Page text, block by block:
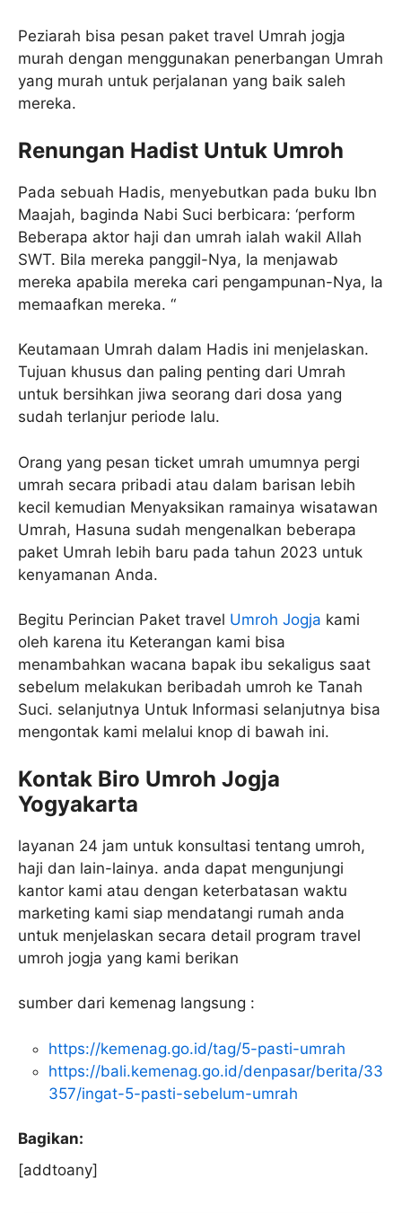
Peziarah bisa pesan paket travel Umrah jogja
murah dengan menggunakan penerbangan Umrah
yang murah untuk perjalanan yang baik saleh
mereka.
Renungan Hadist Untuk Umroh
Pada sebuah Hadis, menyebutkan pada buku Ibn
Maajah, baginda Nabi Suci berbicara: ‘perform
Beberapa aktor haji dan umrah ialah wakil Allah
SWT. Bila mereka panggil-Nya, Ia menjawab
mereka apabila mereka cari pengampunan-Nya, Ia
memaafkan mereka. “
Keutamaan Umrah dalam Hadis ini menjelaskan.
Tujuan khusus dan paling penting dari Umrah
untuk bersihkan jiwa seorang dari dosa yang
sudah terlanjur periode lalu.
Orang yang pesan ticket umrah umumnya pergi
umrah secara pribadi atau dalam barisan lebih
kecil kemudian Menyaksikan ramainya wisatawan
Umrah, Hasuna sudah mengenalkan beberapa
paket Umrah lebih baru pada tahun 2023 untuk
kenyamanan Anda.
Begitu Perincian Paket travel Umroh Jogja kami
oleh karena itu Keterangan kami bisa
menambahkan wacana bapak ibu sekaligus saat
sebelum melakukan beribadah umroh ke Tanah
Suci. selanjutnya Untuk Informasi selanjutnya bisa
mengontak kami melalui knop di bawah ini.
Kontak Biro Umroh Jogja
Yogyakarta
layanan 24 jam untuk konsultasi tentang umroh,
haji dan lain-lainya. anda dapat mengunjungi
kantor kami atau dengan keterbatasan waktu
marketing kami siap mendatangi rumah anda
untuk menjelaskan secara detail program travel
umroh jogja yang kami berikan
sumber dari kemenag langsung :
https://kemenag.go.id/tag/5-pasti-umrah
https://bali.kemenag.go.id/denpasar/berita/33
357/ingat-5-pasti-sebelum-umrah
Bagikan:
[addtoany]